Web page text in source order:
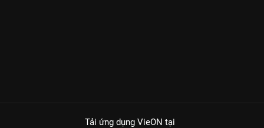
Tải ứng dụng VieON tại